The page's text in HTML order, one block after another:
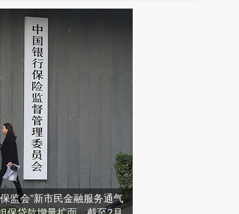
监会“新市民金融服务通气